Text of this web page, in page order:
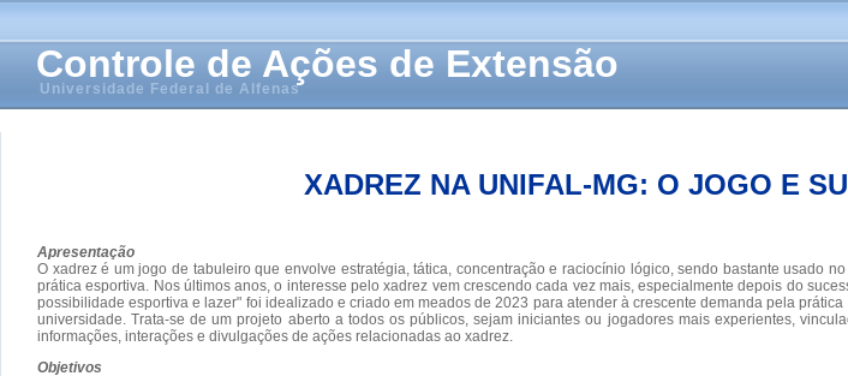
Controle de Ações de Extensão
Universidade Federal de Alfenas
XADREZ NA UNIFAL-MG: O JOGO E
Apresentação
O xadrez é um jogo de tabuleiro que envolve estratégia, tática, concentração e raciocínio lógico, sendo bastante usado
prática esportiva. Nos últimos anos, o interesse pelo xadrez vem crescendo cada vez mais, especialmente depois do
possibilidade esportiva e lazer" foi idealizado e criado em meados de 2023 para atender à crescente demanda pela
universidade. Trata-se de um projeto aberto a todos os públicos, sejam iniciantes ou jogadores mais experientes,
informações, interações e divulgações de ações relacionadas ao xadrez.
Objetivos